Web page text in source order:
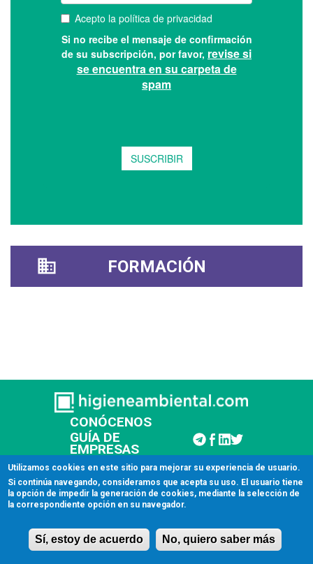
FORMACIÓN
CONÓCENOS
GUÍA DE
EMPRESAS
CONTACTAR
© 2026 Higiene Ambiental
Aviso legal
Utilizamos cookies en este sitio para mejorar su experiencia de usuario.
Si continúa navegando, consideramos que acepta su uso. El usuario tiene
la opción de impedir la generación de cookies, mediante la selección de
la correspondiente opción en su navegador.
Sí, estoy de acuerdo No, quiero saber más